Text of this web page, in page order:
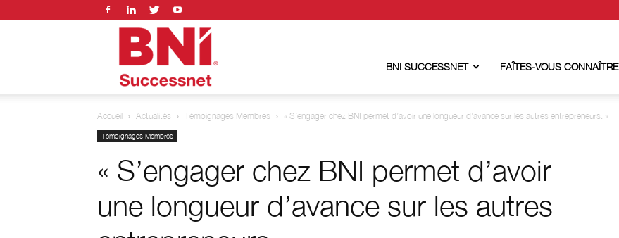
BNI SUCCESSNET FAÎTES-VOUS CONNAÎTRE
Accueil Actualités Témoignages Membres « S’engager chez BNI permet d’avoir une longueur d’avance sur les autres entrepreneurs. »
Témoignages Membres
« S’engager chez BNI permet d’avoir
une longueur d’avance sur les autres